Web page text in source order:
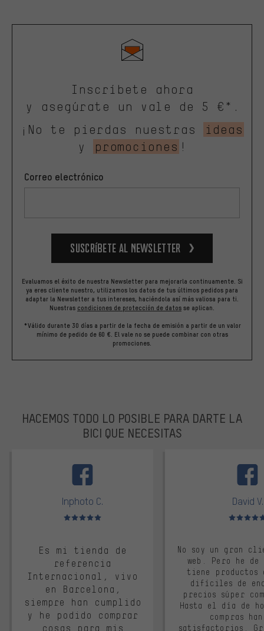
Inscríbete ahora
y asegúrate un vale de 5 €*.
¡No te pierdas nuestras
ideas
y
promociones !
Correo electrónico
Suscríbete al newsletter
Evaluamos el éxito de nuestra Newsletter para mejorarla continuamente. Si
ya eres cliente nuestro, utilizamos los datos de tus últimos pedidos para
adaptar la Newsletter a tus intereses, haciéndola así más valiosa para ti.
Nuestras condiciones de protección de datos se aplican.
*Válido durante 30 días a partir de la fecha de emisión a partir de un valor
mínimo de pedido de 60 €. El vale no se puede combinar con otras
promociones.
HACEMOS TODO LO POSIBLE PARA DARTE LA
BICI QUE NECESITAS
Inphoto C.
Valoración media: 5 de 5
Es mi tienda de
referencia
Internacional, vivo
en Barcelona,
siempre han cumplido
y he podido comprar
cosas para mis
David V.
Valoración
No soy un gran
web. Pero he
tiene productos
difíciles de
precios súper
Hasta el día de
compras
satisfactorios.